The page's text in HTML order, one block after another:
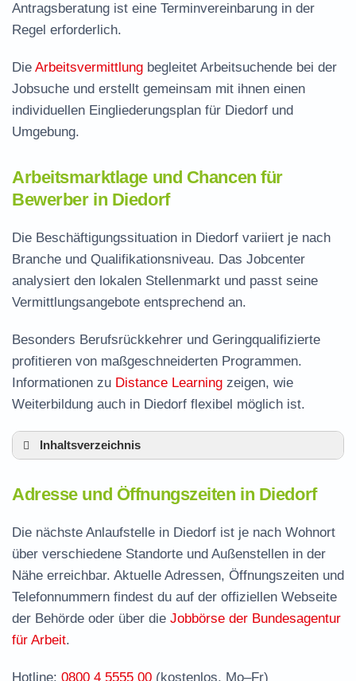
Antragsberatung ist eine Terminvereinbarung in der
Regel erforderlich.
Die Arbeitsvermittlung begleitet Arbeitsuchende bei der
Jobsuche und erstellt gemeinsam mit ihnen einen
individuellen Eingliederungsplan für Diedorf und
Umgebung.
Arbeitsmarktlage und Chancen für
Bewerber in Diedorf
Die Beschäftigungssituation in Diedorf variiert je nach
Branche und Qualifikationsniveau. Das Jobcenter
analysiert den lokalen Stellenmarkt und passt seine
Vermittlungsangebote entsprechend an.
Besonders Berufsrückkehrer und Geringqualifizierte
profitieren von maßgeschneiderten Programmen.
Informationen zu Distance Learning zeigen, wie
Weiterbildung auch in Diedorf flexibel möglich ist.
Inhaltsverzeichnis
Leistungen der Arbeitsvermittlung in Diedorf
Termin vereinbaren und Bürgergeld beantragen
Jobcenter Augsburg – zuständige Stelle
Stellenangebote und Jobbörse in Diedorf
Häufige Fragen rund ums Jobcenter
Adresse und Öffnungszeiten in Diedorf
Die nächste Anlaufstelle in Diedorf ist je nach Wohnort
über verschiedene Standorte und Außenstellen in der
Nähe erreichbar. Aktuelle Adressen, Öffnungszeiten und
Telefonnummern findest du auf der offiziellen Webseite
der Behörde oder über die Jobbörse der Bundesagentur
für Arbeit.
Hotline: 0800 4 5555 00 (kostenlos, Mo–Fr)